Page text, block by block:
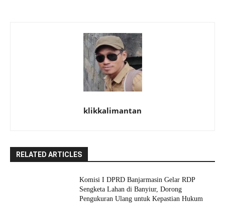
klikkalimantan
RELATED ARTICLES
Komisi I DPRD Banjarmasin Gelar RDP
Sengketa Lahan di Banyiur, Dorong
Pengukuran Ulang untuk Kepastian Hukum